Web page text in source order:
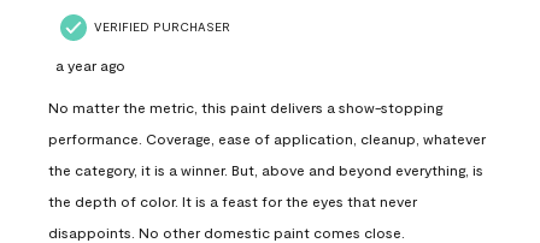
VERIFIED PURCHASER
a year ago
No matter the metric, this paint delivers a show-stopping
performance. Coverage, ease of application, cleanup, whatever
the category, it is a winner. But, above and beyond everything, is
the depth of color. It is a feast for the eyes that never
disappoints. No other domestic paint comes close.